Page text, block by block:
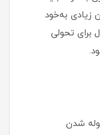
زیادی به‌خود
برای تحولی
شدن